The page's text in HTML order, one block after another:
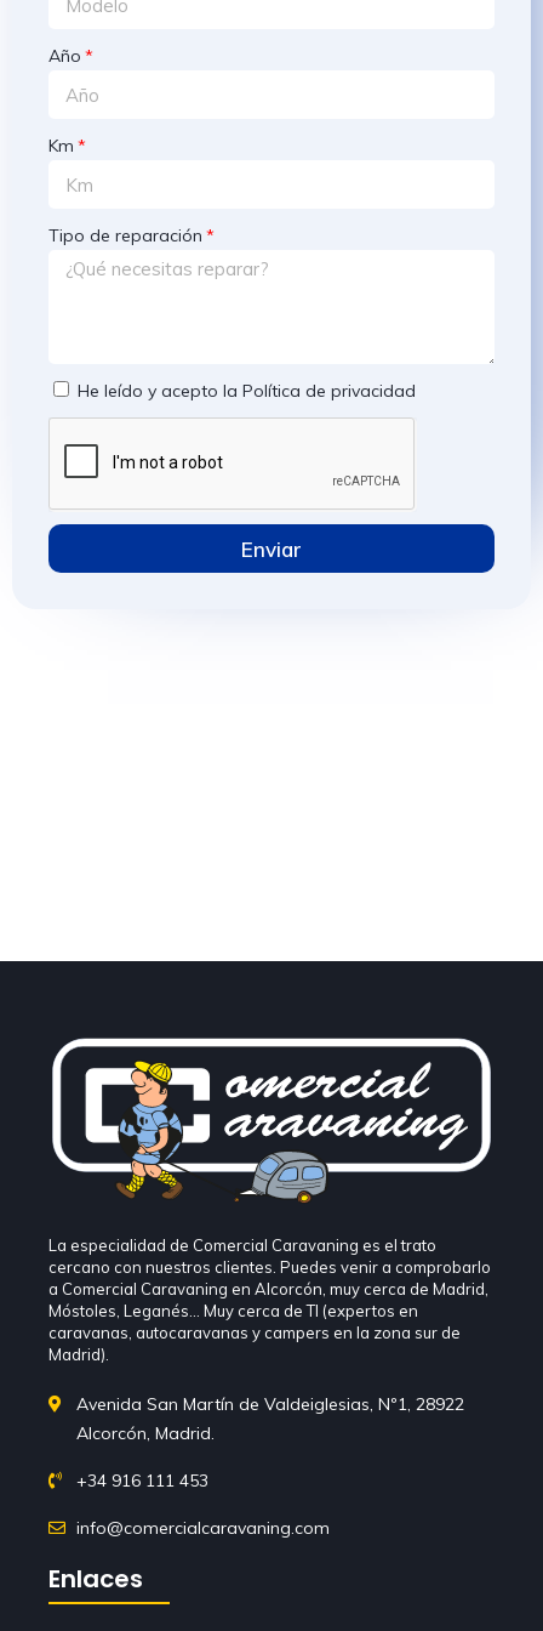
Año
Km
Tipo de reparación
He leído y acepto la Política de privacidad
Enviar
La especialidad de Comercial Caravaning es el trato
cercano con nuestros clientes. Puedes venir a comprobarlo
a Comercial Caravaning en Alcorcón, muy cerca de Madrid,
Móstoles, Leganés… Muy cerca de TI (expertos en
caravanas, autocaravanas y campers en la zona sur de
Madrid).
Avenida San Martín de Valdeiglesias, Nº1, 28922
Alcorcón, Madrid.
+34 916 111 453
info@comercialcaravaning.com
Enlaces